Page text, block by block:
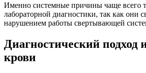
Именно системные причины чаще всего
лабораторной диагностики, так как они
нарушением работы свертывающей
Диагностический подход
крови